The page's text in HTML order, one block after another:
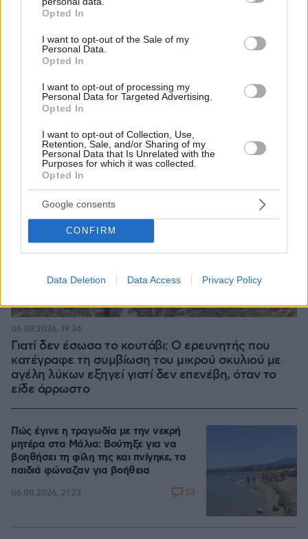
grant or deny consent to Google and its third-party tags to
use your data for below specified purposes in below Google
consent section.
Opted In
I want to opt-out of the Sale of my
Personal Data.
Opted In
I want to opt-out of processing my
Personal Data for Targeted Advertising.
Opted In
I want to opt-out of Collection, Use,
Retention, Sale, and/or Sharing of my
Personal Data that Is Unrelated with the
Purposes for which it was collected.
Opted In
Google consents
CONFIRM
Data Deletion Data Access Privacy Policy
Γιατί δεν έσωσα το κουτάβι: Ο ερευνητής που
κατέγραφε τη συμβίωση του μικρού σκυλιού με
αγέλη λύκων εξηγεί γιατί δεν επενέβη, όταν το
είδε άρρωστο
06.08.2026, 19:34
Πώς έγινε η τραγωδία με την νεκρή
μητέρα στα Μάλια: Βούτηξε για να
βοηθήσει τη φίλη της και πνίγηκε, τα
παιδιά φώναζαν για βοήθεια
06.08.2026, 21:23 53